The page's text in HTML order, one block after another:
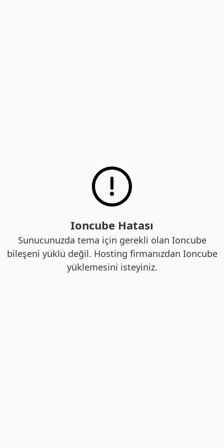
Ioncube Hatası
Sunucunuzda tema için gerekli olan Ioncube
bileşeni yüklü değil. Hosting firmanızdan Ioncube
yüklemesini isteyiniz.